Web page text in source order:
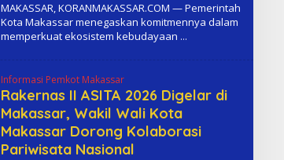
H
M
MAKASSAR, KORANMAKASSAR.COM — Pemerintah
Kota Makassar menegaskan komitmennya dalam
memperkuat ekosistem kebudayaan
Informasi Pemkot Makassar
Rakernas II ASITA 2026 Digelar di
Makassar, Wakil Wali Kota
Makassar Dorong Kolaborasi
Pariwisata Nasional